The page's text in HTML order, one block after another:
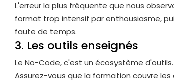
L'erreur la plus fréquente que nous
format trop intensif par enthousiasme,
faute de temps.
3. Les outils enseignés
Le No-Code, c'est un écosystème
Assurez-vous que la formation couvre